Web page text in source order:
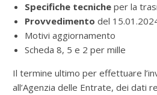
Specifiche tecniche per la
Provvedimento del
Motivi aggiornamento
Scheda 8, 5 e 2 per mille
Il termine ultimo per effettuare
all’Agenzia delle Entrate, dei dati